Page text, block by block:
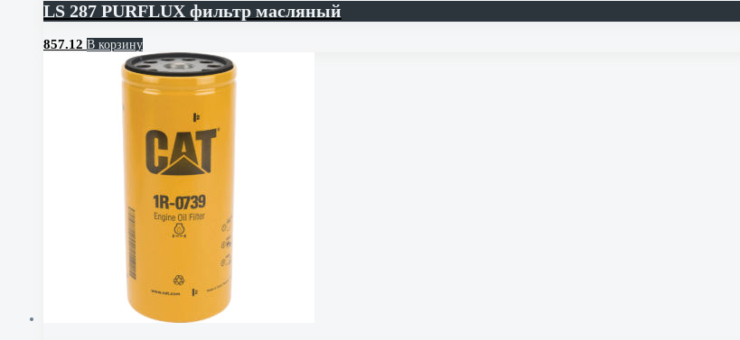
LS 287 PURFLUX фильтр масляный
857.12 В корзину